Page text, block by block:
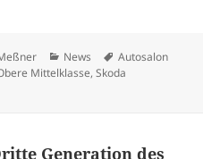
Kategorien
News Schlagwörter
Autosalon
Mittelklasse,Skoda
Generation des